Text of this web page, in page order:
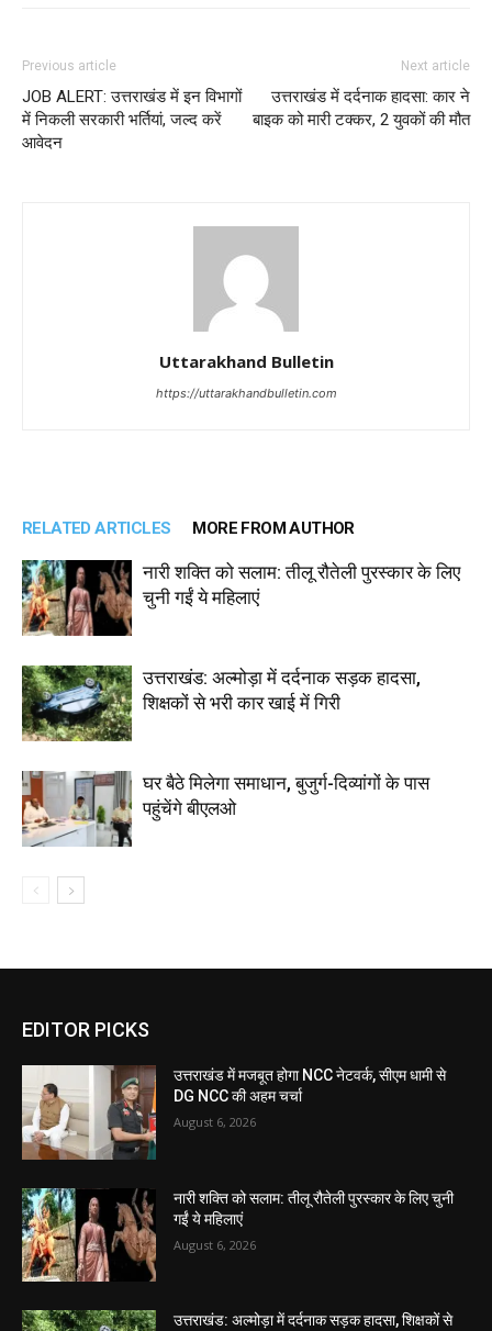
Previous article
JOB ALERT: उत्तराखंड में इन विभागों
में निकली सरकारी भर्तियां, जल्द करें
आवेदन
Next article
उत्तराखंड में दर्दनाक हादसा: कार ने
बाइक को मारी टक्कर, 2 युवकों की मौत
Uttarakhand Bulletin
https://uttarakhandbulletin.com
RELATED ARTICLES MORE FROM AUTHOR
नारी शक्ति को सलाम: तीलू रौतेली पुरस्कार के लिए
चुनी गईं ये महिलाएं
उत्तराखंड: अल्मोड़ा में दर्दनाक सड़क हादसा,
शिक्षकों से भरी कार खाई में गिरी
घर बैठे मिलेगा समाधान, बुजुर्ग-दिव्यांगों के पास
पहुंचेंगे बीएलओ
EDITOR PICKS
उत्तराखंड में मजबूत होगा NCC नेटवर्क, सीएम धामी से
DG NCC की अहम चर्चा
August 6, 2026
नारी शक्ति को सलाम: तीलू रौतेली पुरस्कार के लिए चुनी
गईं ये महिलाएं
August 6, 2026
उत्तराखंड: अल्मोड़ा में दर्दनाक सड़क हादसा, शिक्षकों से